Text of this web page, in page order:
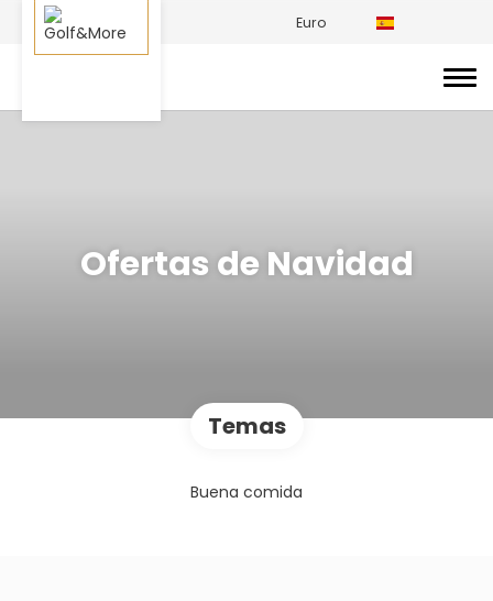
Euro
Ofertas de Navidad
Temas
Buena comida